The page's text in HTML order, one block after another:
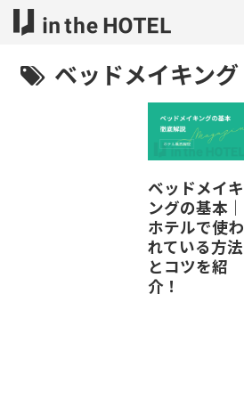
ベッドメイキング
ベッドメイキ
ングの基本｜
ホテルで使わ
れている方法
とコツを紹
介！